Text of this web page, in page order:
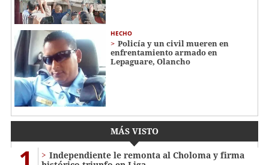
HECHO
Policía y un civil mueren en
enfrentamiento armado en
Lepaguare, Olancho
MÁS VISTO
Independiente le remonta al Choloma y firma